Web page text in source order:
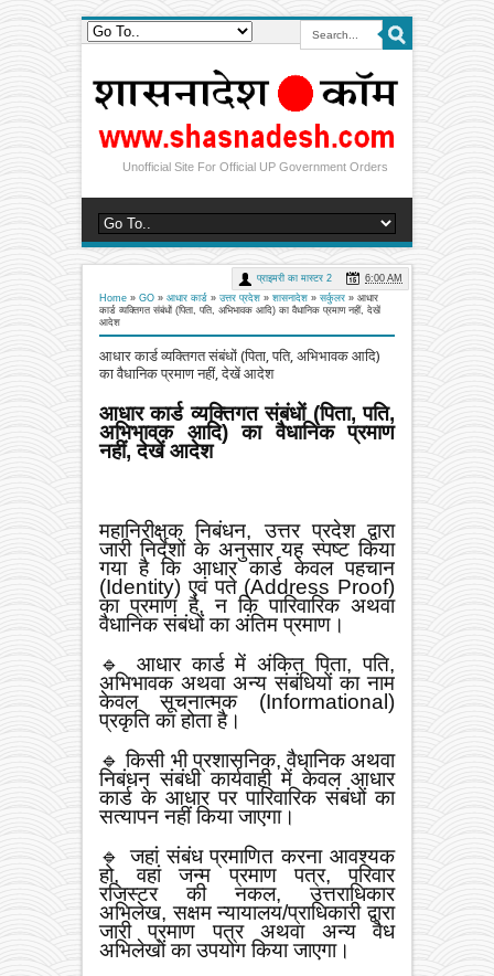
Unofficial Site For Official UP Government Orders
Home » GO » आधार कार्ड » उत्तर प्रदेश » शासनादेश » सर्कुलर » आधार
कार्ड व्यक्तिगत संबंधों (पिता, पति, अभिभावक आदि) का वैधानिक प्रमाण नहीं, देखें
आदेश
आधार कार्ड व्यक्तिगत संबंधों (पिता, पति, अभिभावक आदि)
का वैधानिक प्रमाण नहीं, देखें आदेश
प्राइमरी का मास्टर 2 6:00 AM
आधार कार्ड व्यक्तिगत संबंधों (पिता, पति,
अभिभावक आदि) का वैधानिक प्रमाण
नहीं, देखें आदेश
महानिरीक्षक निबंधन, उत्तर प्रदेश द्वारा
जारी निर्देशों के अनुसार यह स्पष्ट किया
गया है कि आधार कार्ड केवल पहचान
(Identity) एवं पते (Address Proof)
का प्रमाण है, न कि पारिवारिक अथवा
वैधानिक संबंधों का अंतिम प्रमाण।
🔹 आधार कार्ड में अंकित पिता, पति,
अभिभावक अथवा अन्य संबंधियों का नाम
केवल सूचनात्मक (Informational)
प्रकृति का होता है।
🔹 किसी भी प्रशासनिक, वैधानिक अथवा
निबंधन संबंधी कार्यवाही में केवल आधार
कार्ड के आधार पर पारिवारिक संबंधों का
सत्यापन नहीं किया जाएगा।
🔹 जहां संबंध प्रमाणित करना आवश्यक
हो, वहां जन्म प्रमाण पत्र, परिवार
रजिस्टर की नकल, उत्तराधिकार
अभिलेख, सक्षम न्यायालय/प्राधिकारी द्वारा
जारी प्रमाण पत्र अथवा अन्य वैध
अभिलेखों का उपयोग किया जाएगा।